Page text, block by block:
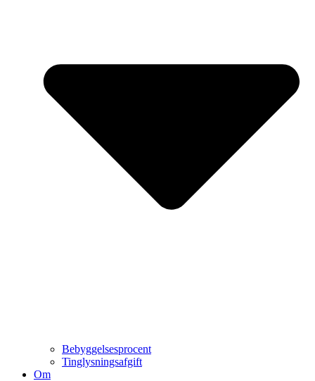
Bebyggelsesprocent
Tinglysningsafgift
Om